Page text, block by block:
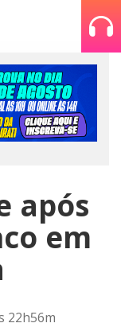
após
em
22h56m